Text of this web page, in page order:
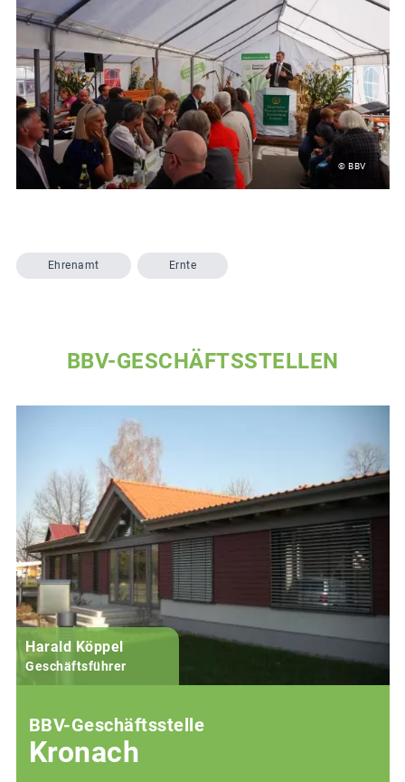
© BBV
Ehrenamt Ernte
BBV-GESCHÄFTSSTELLEN
Harald Köppel
Geschäftsführer
BBV-Geschäftsstelle
Kronach